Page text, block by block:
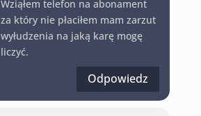
Wziąłem telefon na abonament
za który nie płaciłem mam zarzut
wyłudzenia na jaką karę mogę
liczyć.
Odpowiedz